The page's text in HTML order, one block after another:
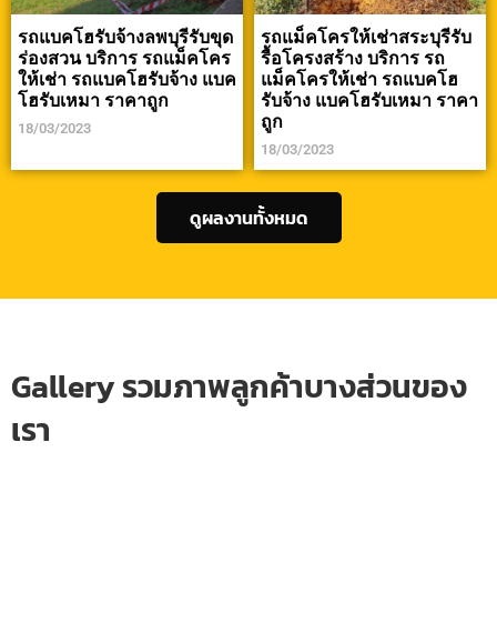
รถแบคโฮรับจ้างลพบุรีรับขุด
ร่องสวน บริการ รถแม็คโคร
ให้เช่า รถแบคโฮรับจ้าง แบค
โฮรับเหมา ราคาถูก
18/03/2023
รถแม็คโครให้เช่าสระบุรีรับ
รื้อโครงสร้าง บริการ รถ
แม็คโครให้เช่า รถแบคโฮ
รับจ้าง แบคโฮรับเหมา ราคา
ถูก
18/03/2023
ดูผลงานทั้งหมด
Gallery รวมภาพลูกค้าบางส่วนของ
เรา